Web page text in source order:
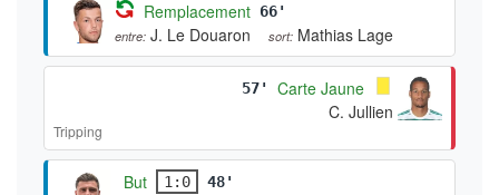
Remplacement 66'
entre: J. Le Douaron sort: Mathias Lage
57'
Carte Jaune
C. Jullien
Tripping
But 1:0 48'